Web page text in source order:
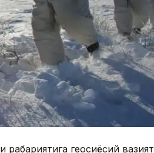
геосиёсий вазият